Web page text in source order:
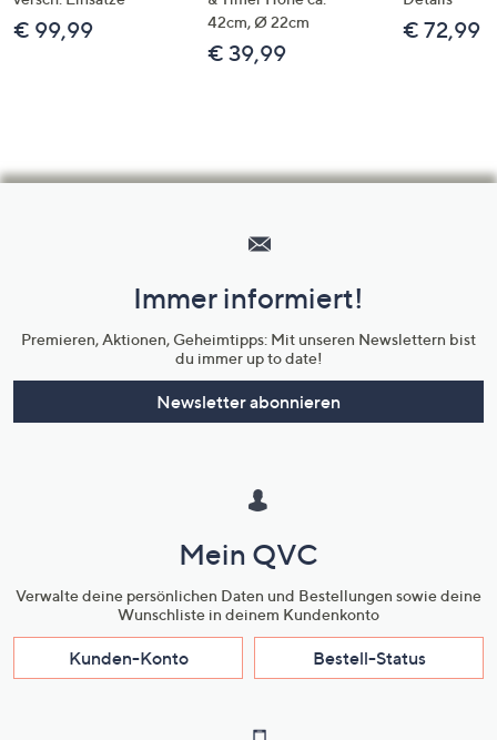
€ 99,99
42cm, Ø 22cm
€ 39,99
€ 72,99
Unternehmensinformationen
Immer informiert!
Premieren, Aktionen, Geheimtipps: Mit unseren Newslettern bist
du immer up to date!
Newsletter abonnieren
Mein QVC
Verwalte deine persönlichen Daten und Bestellungen sowie deine
Wunschliste in deinem Kundenkonto
Kunden-Konto Bestell-Status